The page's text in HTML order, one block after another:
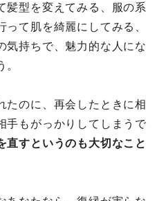
髪型を変えてみる、服の系
て肌を綺麗にしてみる、
気持ちで、魅力的な人にな
たのに、再会したときに相
手もがっかりしてしまうで
直すというのも大切なこと